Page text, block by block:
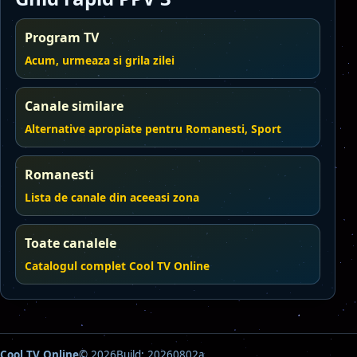
Program TV
Acum, urmeaza si grila zilei
Canale similare
Alternative apropiate pentru Romanesti, Sport
Romanesti
Lista de canale din aceeasi zona
Toate canalele
Catalogul complet Cool TV Online